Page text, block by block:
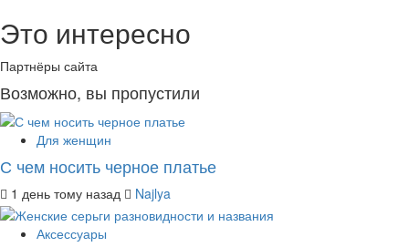
Это интересно
Партнёры сайта
Возможно, вы пропустили
Для женщин
С чем носить черное платье
1 день тому назад Najlya
Аксессуары